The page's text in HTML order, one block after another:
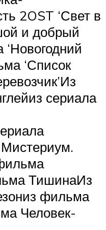
2OST ‘Свет в
и добрый
‘Список
сериала
ТишинаИз
фильма
Человек-